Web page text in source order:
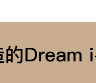
的Dream